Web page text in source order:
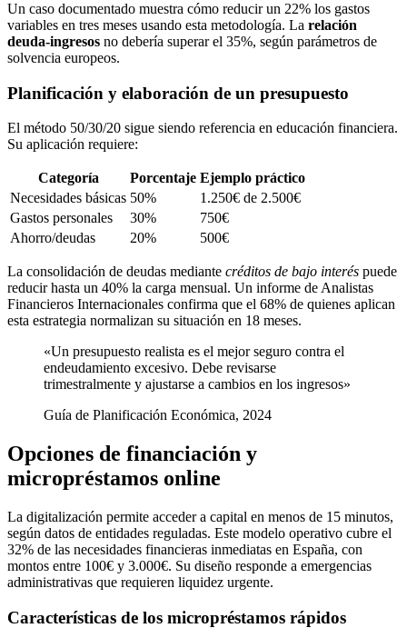
Un caso documentado muestra cómo reducir un 22% los gastos
variables en tres meses usando esta metodología. La relación
deuda-ingresos no debería superar el 35%, según parámetros de
solvencia europeos.
Planificación y elaboración de un presupuesto
El método 50/30/20 sigue siendo referencia en educación financiera.
Su aplicación requiere:
Categoría Porcentaje Ejemplo práctico
Necesidades básicas 50%
1.250€ de 2.500€
Gastos personales
30%
750€
Ahorro/deudas
20% 500€
La consolidación de deudas mediante créditos de bajo interés puede
reducir hasta un 40% la carga mensual. Un informe de Analistas
Financieros Internacionales confirma que el 68% de quienes aplican
esta estrategia normalizan su situación en 18 meses.
«Un presupuesto realista es el mejor seguro contra el
endeudamiento excesivo. Debe revisarse
trimestralmente y ajustarse a cambios en los ingresos»
Guía de Planificación Económica, 2024
Opciones de financiación y
micropréstamos online
La digitalización permite acceder a capital en menos de 15 minutos,
según datos de entidades reguladas. Este modelo operativo cubre el
32% de las necesidades financieras inmediatas en España, con
montos entre 100€ y 3.000€. Su diseño responde a emergencias
administrativas que requieren liquidez urgente.
Características de los micropréstamos rápidos